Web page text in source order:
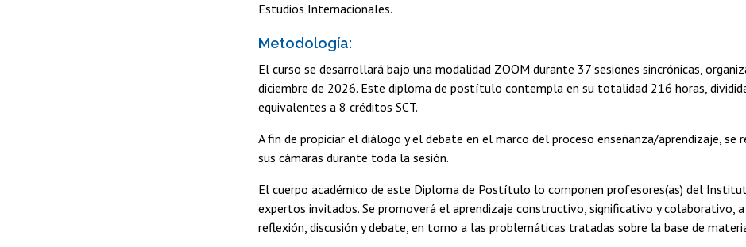
Estudios Internacionales.
Metodología:
El curso se desarrollará bajo una modalidad ZOOM durante 37 sesiones sincrónicas,
diciembre de 2026. Este diploma de postítulo contempla en su totalidad 216 horas,
equivalentes a 8 créditos SCT.
A fin de propiciar el diálogo y el debate en el marco del proceso enseñanza/aprendizaje,
sus cámaras durante toda la sesión.
El cuerpo académico de este Diploma de Postítulo lo componen profesores(as) del
expertos invitados. Se promoverá el aprendizaje constructivo, significativo y colaborativo,
reflexión, discusión y debate, en torno a las problemáticas tratadas sobre la base de